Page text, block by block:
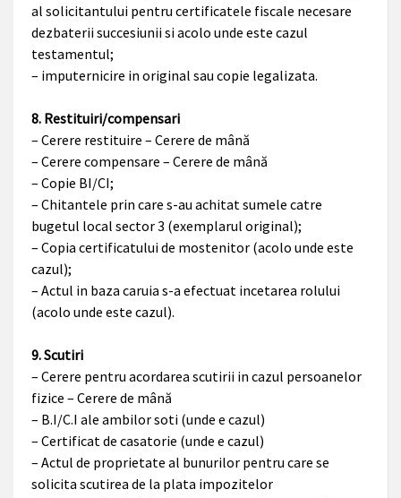
al solicitantului pentru certificatele fiscale necesare
dezbaterii succesiunii si acolo unde este cazul
testamentul;
– imputernicire in original sau copie legalizata.
8. Restituiri/compensari
– Cerere restituire – Cerere de mână
– Cerere compensare – Cerere de mână
– Copie BI/CI;
– Chitantele prin care s-au achitat sumele catre
bugetul local sector 3 (exemplarul original);
– Copia certificatului de mostenitor (acolo unde este
cazul);
– Actul in baza caruia s-a efectuat incetarea rolului
(acolo unde este cazul).
9. Scutiri
– Cerere pentru acordarea scutirii in cazul persoanelor
fizice – Cerere de mână
– B.I/C.I ale ambilor soti (unde e cazul)
– Certificat de casatorie (unde e cazul)
– Actul de proprietate al bunurilor pentru care se
solicita scutirea de la plata impozitelor